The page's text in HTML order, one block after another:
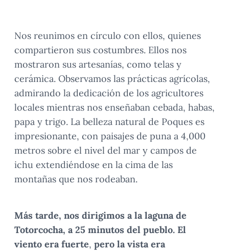
Nos reunimos en círculo con ellos, quienes
compartieron sus costumbres. Ellos nos
mostraron sus artesanías, como telas y
cerámica. Observamos las prácticas agrícolas,
admirando la dedicación de los agricultores
locales mientras nos enseñaban cebada, habas,
papa y trigo. La belleza natural de Poques es
impresionante, con paisajes de puna a 4,000
metros sobre el nivel del mar y campos de
ichu extendiéndose en la cima de las
montañas que nos rodeaban.
Más tarde, nos dirigimos a la laguna de
Totorcocha, a 25 minutos del pueblo. El
viento era fuerte, pero la vista era